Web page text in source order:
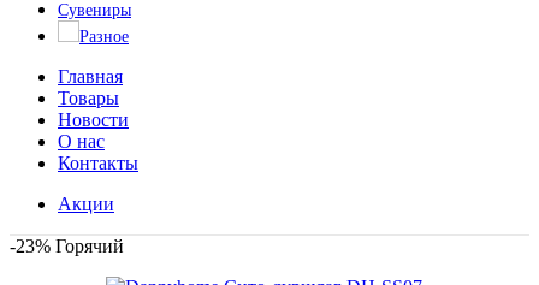
Сувениры
Разное
Главная
Товары
Новости
О нас
Контакты
Акции
-23% Горячий